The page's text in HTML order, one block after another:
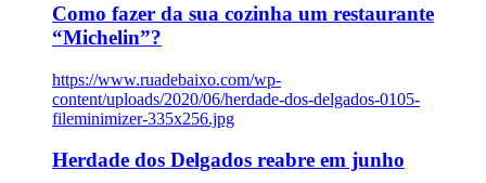
Como fazer da sua cozinha um restaurante
“Michelin”?
https://www.ruadebaixo.com/wp-
content/uploads/2020/06/herdade-dos-delgados-0105-
fileminimizer-335x256.jpg
Herdade dos Delgados reabre em junho